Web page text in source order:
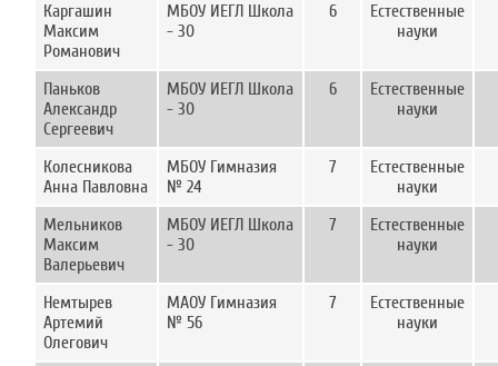
Каргашин
Максим
Романович
МБОУ ИЕГЛ Школа
- 30
6
Естественные
науки
Паньков
Александр
Сергеевич
МБОУ ИЕГЛ Школа
- 30
6
Естественные
науки
Колесникова
Анна Павловна
МБОУ Гимназия
№ 24
7
Естественные
науки
Мельников
Максим
Валерьевич
МБОУ ИЕГЛ Школа
- 30
7
Естественные
науки
Немтырев
Артемий
Олегович
МАОУ Гимназия
№ 56
7
Естественные
науки